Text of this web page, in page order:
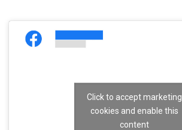
Click to accept marketing
cookies and enable this
content